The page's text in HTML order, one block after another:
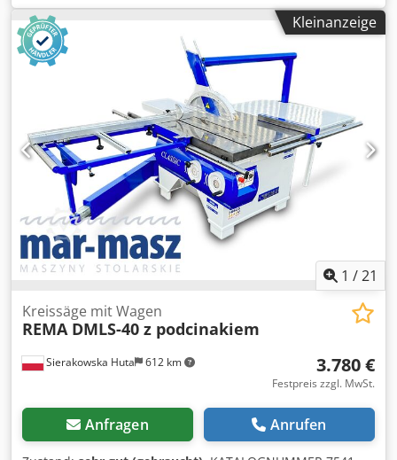
Kleinanzeige
1 /21
Sierakowska Huta 612 km
Kreissäge mit Wagen
REMA DMLS-40 z podcinakiem
3.780 €
Festpreis zzgl. MwSt.
Anfragen Anrufen